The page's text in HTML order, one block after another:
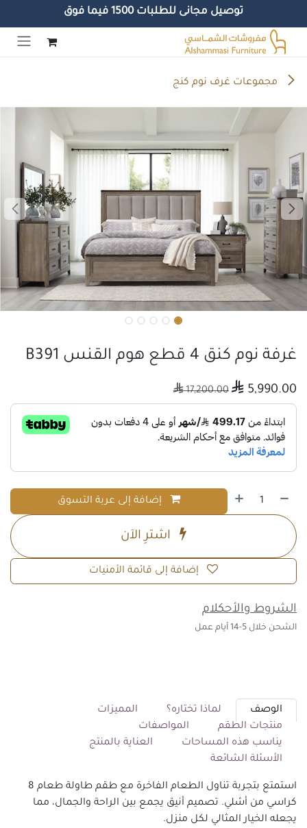
توصيل مجانى للطلبات 1500 فيما فوق
تخطي للذهاب إلى المحتوى
مجموعات غرف نوم كنج
غرفة نوم كنق 4 قطع هوم القنس B391
5,990.00
17,200.00

إضافة إلى عربة التسوق
اشترِ الآن
إضافة إلى قائمة الأمنيات
الشروط والأحكلام
الشحن خلال 5-14 أيام عمل
الوصف لماذا تختاره؟
المميزات
منتجات الطقم
المواصفات
يناسب هذه المساحات
العناية بالمنتج
الأسئلة الشائعة
استمتع بتجربة تناول الطعام الفاخرة مع طقم طاولة طعام 8
كراسي من أشلي. تصميم أنيق يجمع بين الراحة والجمال، مما
يجعله الخيار المثالي لكل منزل.